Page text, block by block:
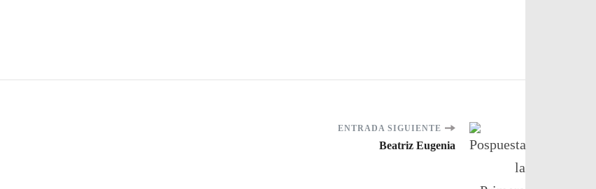
ENTRADA SIGUIENTE
Beatriz Eugenia